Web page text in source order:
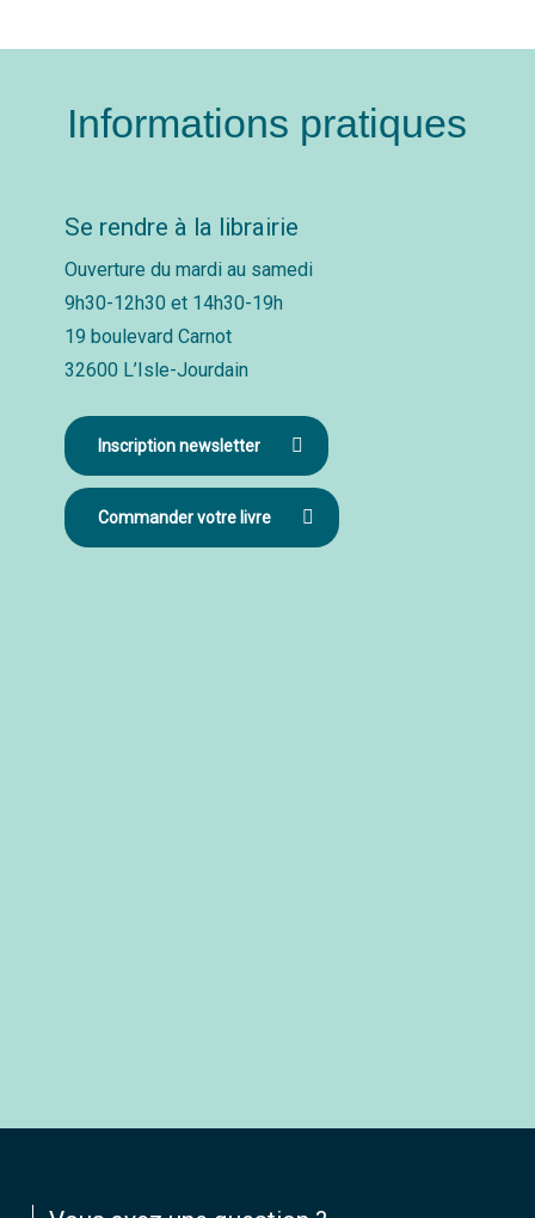
Informations pratiques
Se rendre à la librairie
Ouverture du mardi au samedi
9h30-12h30 et 14h30-19h
19 boulevard Carnot
32600 L’Isle-Jourdain
Inscription newsletter
Commander votre livre